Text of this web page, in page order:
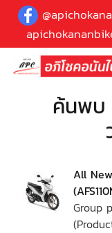
ค้นพบ
All
Group